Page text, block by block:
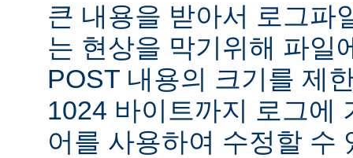
큰 내용을 받아서 로그파
는 현상을 막기위해 파일
POST 내용의 크기를 제
1024 바이트까지 로그에
어를 사용하여 수정할 수